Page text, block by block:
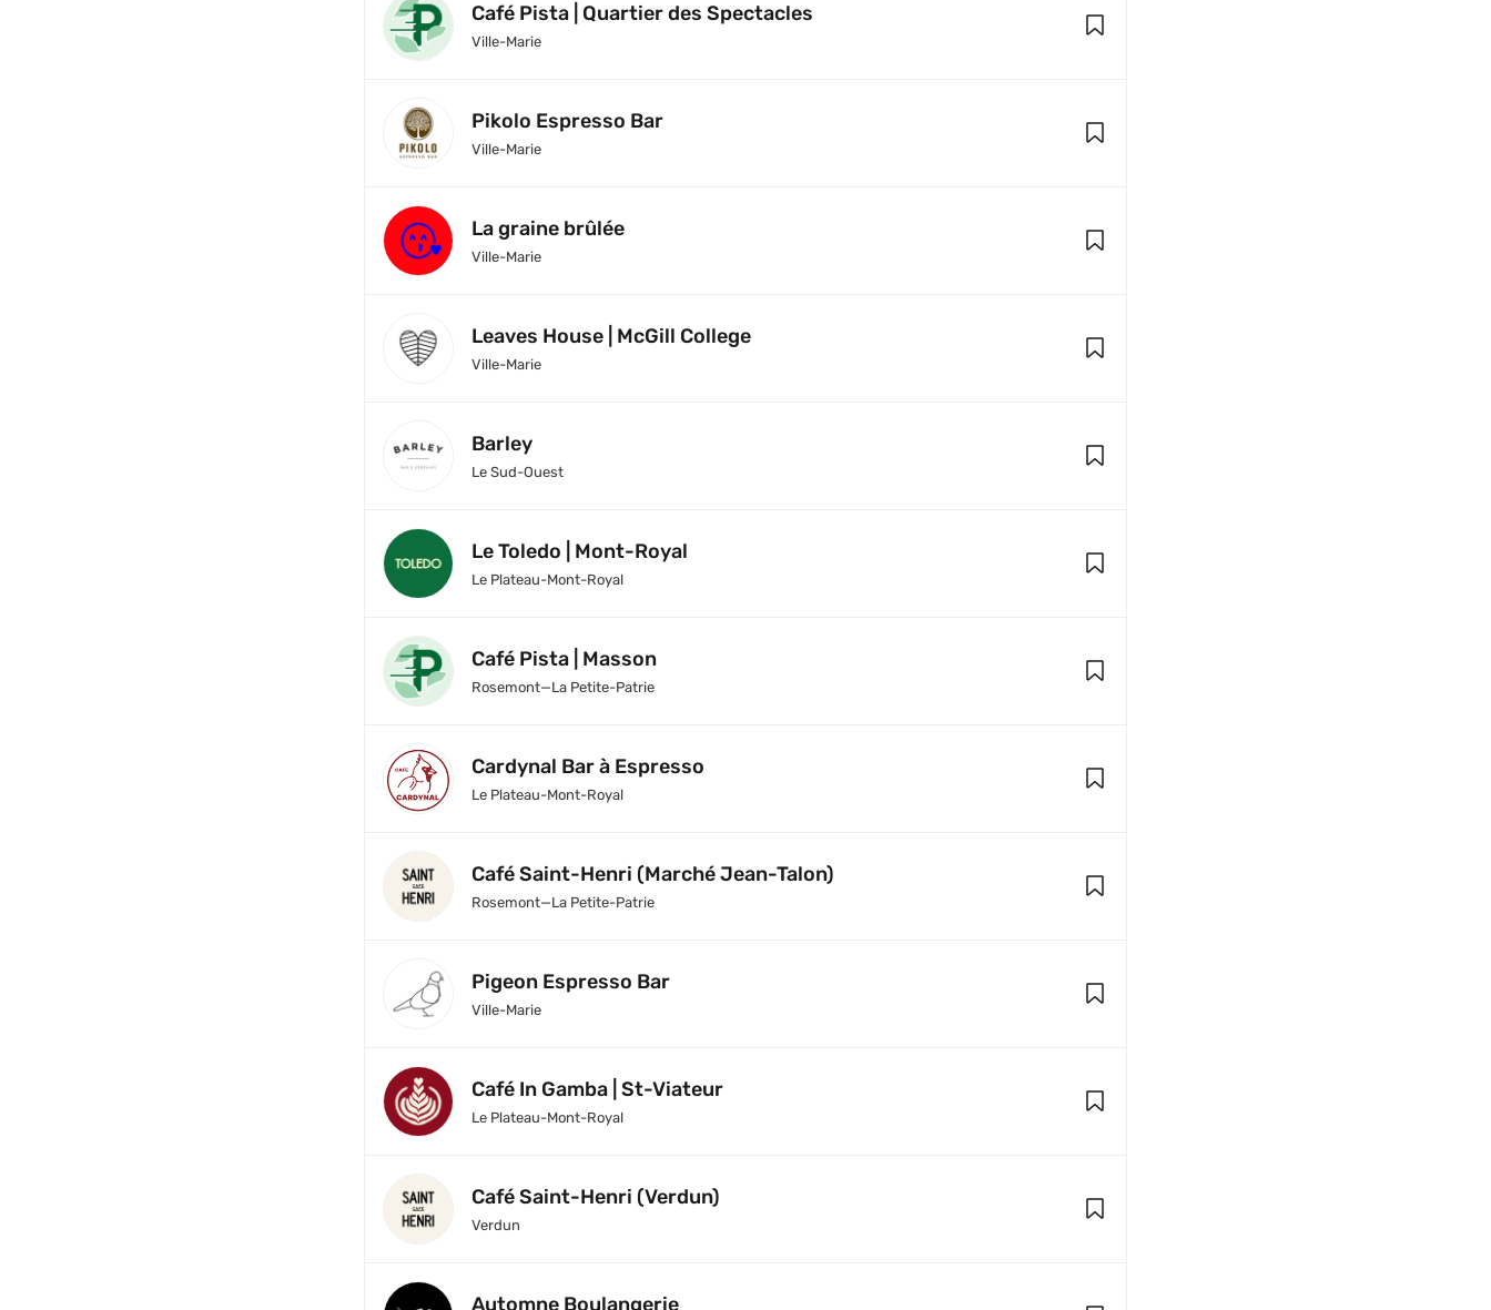
Café Pista | Quartier des Spectacles
Ville-Marie
Pikolo Espresso Bar
Ville-Marie
La graine brûlée
Ville-Marie
Leaves House | McGill College
Ville-Marie
Barley
Le Sud-Ouest
Le Toledo | Mont-Royal
Le Plateau-Mont-Royal
Café Pista | Masson
Rosemont—La Petite-Patrie
Cardynal Bar à Espresso
Le Plateau-Mont-Royal
Café Saint-Henri (Marché Jean-Talon)
Rosemont—La Petite-Patrie
Pigeon Espresso Bar
Ville-Marie
Café In Gamba | St-Viateur
Le Plateau-Mont-Royal
Café Saint-Henri (Verdun)
Verdun
Automne Boulangerie